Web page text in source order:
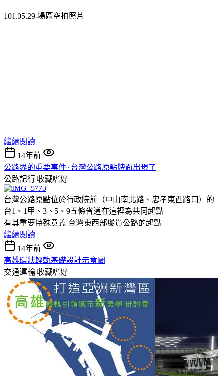
101.05.29-場區空拍照片
繼續閱讀
14年前
公路界的重要事件~台灣公路原點牌面出現了
公路記行 收藏嗜好
台灣公路原點位於行政院前（中山南北路、忠孝東西路口）的
台1、1甲、3、5、9五條省道在這裡為共同起點
有其重要特殊意義 台灣東西部縱貫公路的起點
繼續閱讀
14年前
高雄環狀輕軌基礎設計示意圖
交通運輸 收藏嗜好